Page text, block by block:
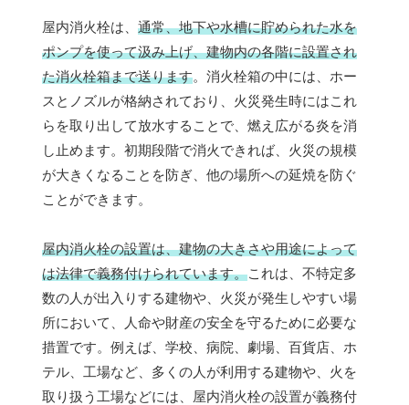
屋内消火栓は、 通常、地下や水槽に貯められた水を
ポンプを使って汲み上げ、建物内の各階に設置され
た消火栓箱まで送ります。消火栓箱の中には、ホー
スとノズルが格納されており、火災発生時にはこれ
らを取り出して放水することで、燃え広がる炎を消
し止めます。初期段階で消火できれば、火災の規模
が大きくなることを防ぎ、他の場所への延焼を防ぐ
ことができます。
屋内消火栓の設置は、建物の大きさや用途によって
は法律で義務付けられています。これは、不特定多
数の人が出入りする建物や、火災が発生しやすい場
所において、人命や財産の安全を守るために必要な
措置です。例えば、学校、病院、劇場、百貨店、ホ
テル、工場など、多くの人が利用する建物や、火を
取り扱う工場などには、屋内消火栓の設置が義務付